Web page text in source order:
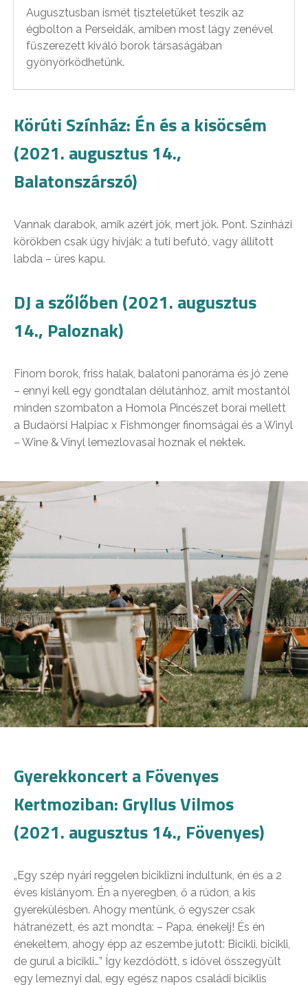
Augusztusban ismét tiszteletüket teszik az
égbolton a Perseidák, amiben most lágy zenével
fűszerezett kiváló borok társaságában
gyönyörködhetünk.
Körúti Színház: Én és a kisöcsém
(2021. augusztus 14.,
Balatonszárszó)
Vannak darabok, amik azért jók, mert jók. Pont. Színházi
körökben csak úgy hívják: a tuti befutó, vagy állított
labda – üres kapu.
DJ a szőlőben (2021. augusztus
14., Paloznak)
Finom borok, friss halak, balatoni panoráma és jó zene
– ennyi kell egy gondtalan délutánhoz, amit mostantól
minden szombaton a Homola Pincészet borai mellett
a Budaörsi Halpiac x Fishmonger finomságai és a Winyl
– Wine & Vinyl lemezlovasai hoznak el nektek.
Gyerekkoncert a Fövenyes
Kertmoziban: Gryllus Vilmos
(2021. augusztus 14., Fövenyes)
„Egy szép nyári reggelen biciklizni indultunk, én és a 2
éves kislányom. Én a nyeregben, ő a rúdon, a kis
gyerekülésben. Ahogy mentünk, ő egyszer csak
hátranézett, és azt mondta: – Papa, énekelj! És én
énekeltem, ahogy épp az eszembe jutott: Bicikli, bicikli,
de gurul a bicikli…” Így kezdődött, s idővel összegyűlt
egy lemeznyi dal, egy egész napos családi biciklis